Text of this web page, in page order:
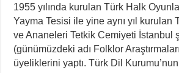
1955 yılında kurulan Türk Halk
Yayma Tesisi ile yine aynı yıl kurulan
ve Ananeleri Tetkik Cemiyeti İstanbul
(günümüzdeki adı Folklor
üyeliklerini yaptı. Türk Dil